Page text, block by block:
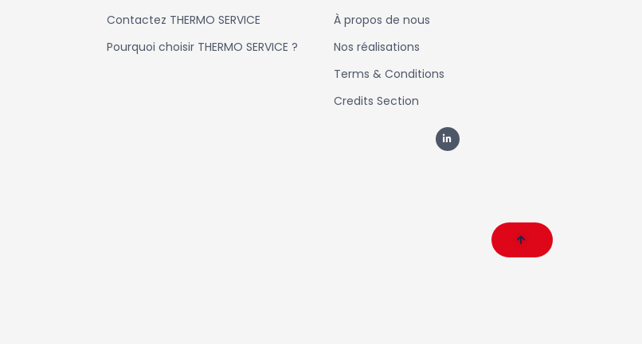
Contactez THERMO SERVICE
Pourquoi choisir THERMO SERVICE ?
À propos de nous
Nos réalisations
Terms & Conditions
Credits Section
L
i
n